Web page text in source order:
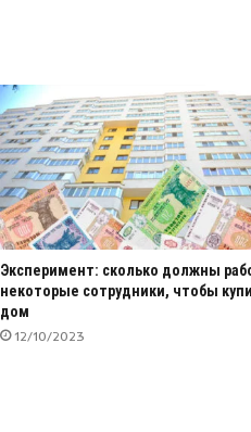
Эксперимент: сколько должны
некоторые сотрудники, чтобы
дом
12/10/2023